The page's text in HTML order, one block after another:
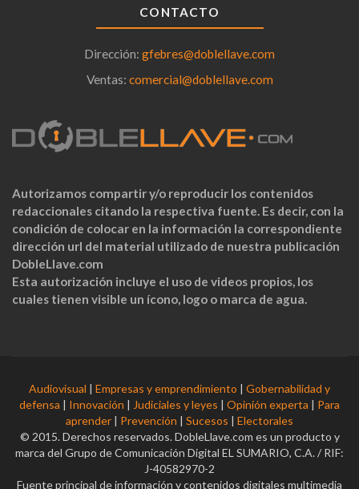
CONTACTO
Dirección: gfebres@doblellave.com
Ventas: comercial@doblellave.com
Autorizamos compartir y/o reproducir los contenidos
redaccionales citando la respectiva fuente. Es decir, con la
condición de colocar en la información la correspondiente
dirección url del material utilizado de nuestra publicación
DobleLlave.com
Esta autorización incluye el uso de videos propios, los
cuales tienen visible un ícono, logo o marca de agua.
Audiovisual | Empresas y emprendimiento | Gobernabilidad y
defensa | Innovación | Judiciales y leyes | Opinión experta | Para
aprender | Prevención | Sucesos | Electorales
© 2015. Derechos reservados. DobleLlave.com es un producto y
marca del Grupo de Comunicación Digital EL SUMARIO, C.A. / RIF:
J-40582970-2
Fuente principal de información y contenidos digitales multimedia